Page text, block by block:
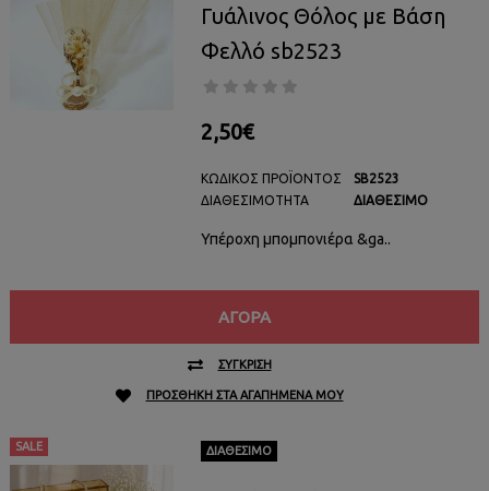
Γυάλινος Θόλος με Βάση
Φελλό sb2523
2,50€
ΚΩΔΙΚΌΣ ΠΡΟΪΌΝΤΟΣ
ΔΙΑΘΕΣΙΜΌΤΗΤΑ
SB2523
ΔΙΑΘΈΣΙΜΟ
Υπέροχη μπομπονιέρα &ga..
ΑΓΟΡΆ
ΣΎΓΚΡΙΣΗ
ΠΡΟΣΘΉΚΗ ΣΤΑ ΑΓΑΠΗΜΈΝΑ ΜΟΥ
SALE ΔΙΑΘΈΣΙΜΟ